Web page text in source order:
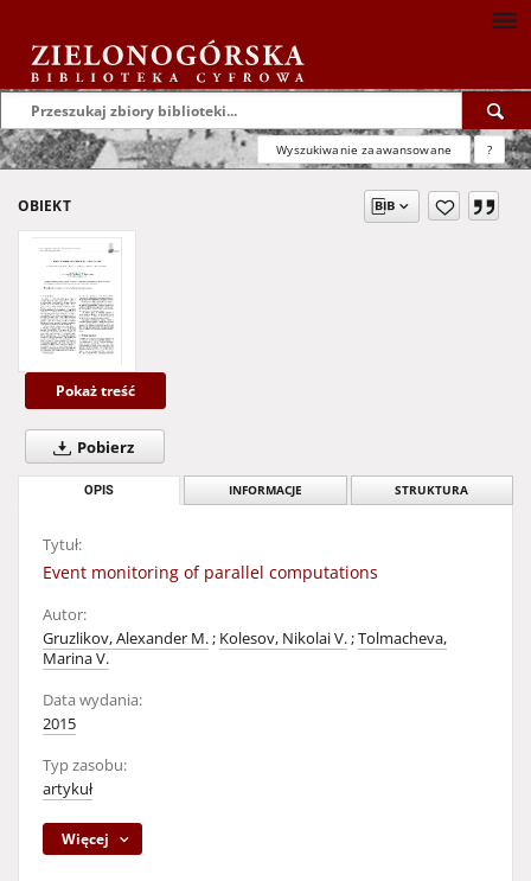
Wyszukiwanie zaawansowane ?
OBIEKT
Pokaż treść
Pobierz
OPIS INFORMACJE STRUKTURA
Tytuł:
Event monitoring of parallel computations
Autor:
Gruzlikov, Alexander M.; Kolesov, Nikolai V.;Tolmacheva,
Marina V.
Data wydania:
2015
Typ zasobu:
artykuł
Więcej